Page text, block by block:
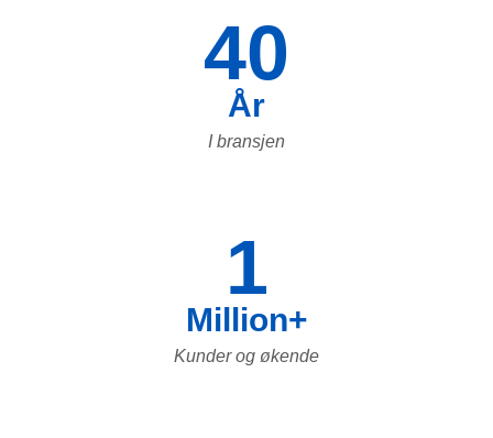
40
År
I bransjen
1
Million+
Kunder og økende